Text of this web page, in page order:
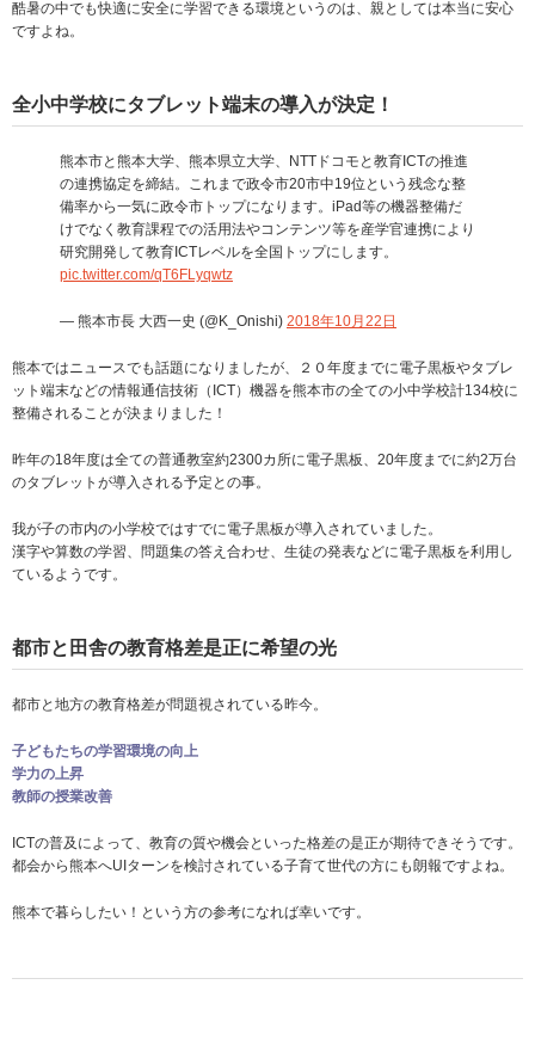
酷暑の中でも快適に安全に学習できる環境というのは、親としては本当に安心
ですよね。
全小中学校にタブレット端末の導入が決定！
熊本市と熊本大学、熊本県立大学、NTTドコモと教育ICTの推進
の連携協定を締結。これまで政令市20市中19位という残念な整
備率から一気に政令市トップになります。iPad等の機器整備だ
けでなく教育課程での活用法やコンテンツ等を産学官連携により
研究開発して教育ICTレベルを全国トップにします。
pic.twitter.com/qT6FLyqwtz
— 熊本市長 大西一史 (@K_Onishi) 2018年10月22日
熊本ではニュースでも話題になりましたが、２０年度までに電子黒板やタブレ
ット端末などの情報通信技術（ICT）機器を熊本市の全ての小中学校計134校に
整備されることが決まりました！
昨年の18年度は全ての普通教室約2300カ所に電子黒板、20年度までに約2万台
のタブレットが導入される予定との事。
我が子の市内の小学校ではすでに電子黒板が導入されていました。
漢字や算数の学習、問題集の答え合わせ、生徒の発表などに電子黒板を利用し
ているようです。
都市と田舎の教育格差是正に希望の光
都市と地方の教育格差が問題視されている昨今。
子どもたちの学習環境の向上
学力の上昇
教師の授業改善
ICTの普及によって、教育の質や機会といった格差の是正が期待できそうです。
都会から熊本へUIターンを検討されている子育て世代の方にも朗報ですよね。
熊本で暮らしたい！という方の参考になれば幸いです。